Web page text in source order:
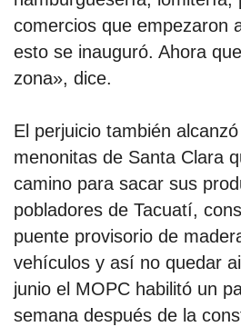
comercios que empezaron
esto se inauguró. Ahora
zona», dice.
El perjuicio también
menonitas de Santa Clara
camino para sacar sus
pobladores de Tacuatí,
puente provisorio de
vehículos y así no quedar
junio el MOPC habilitó un
semana después de la